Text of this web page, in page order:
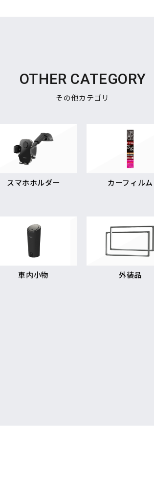
OTHER CATEGORY
その他カテゴリ
スマホホルダー カーフィルム
車内小物 外装品